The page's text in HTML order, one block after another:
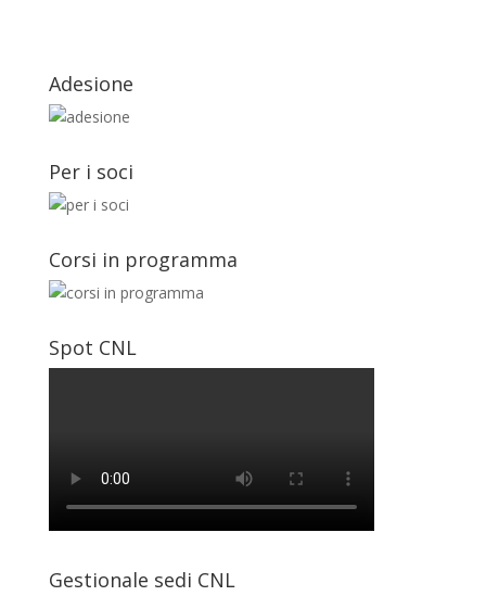
Adesione
Per i soci
Corsi in programma
Spot CNL
Gestionale sedi CNL